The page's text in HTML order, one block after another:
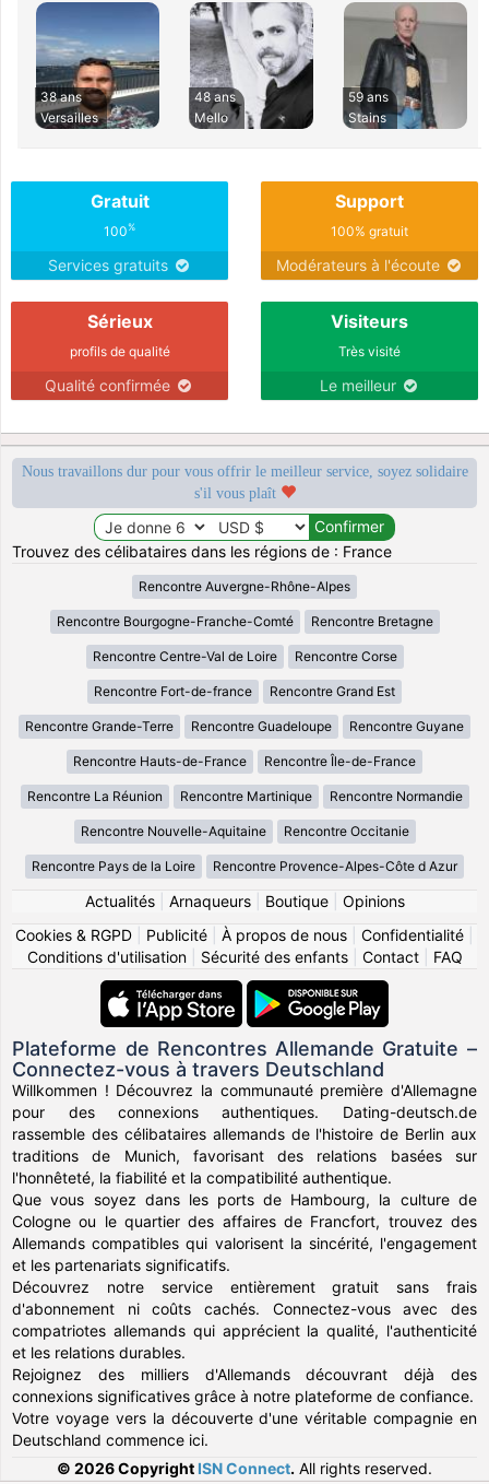
38 ans
Versailles
48 ans
Mello
59 ans
Stains
Gratuit
100%
Services gratuits
Support
100% gratuit
Modérateurs à l'écoute
Sérieux
profils de qualité
Qualité confirmée
Visiteurs
Très visité
Le meilleur
Nous travaillons dur pour vous offrir le meilleur service, soyez solidaire
s'il vous plaît
Trouvez des célibataires dans les régions de : France
Rencontre Auvergne-Rhône-Alpes
Rencontre Bourgogne-Franche-Comté Rencontre Bretagne
Rencontre Centre-Val de Loire Rencontre Corse
Rencontre Fort-de-france Rencontre Grand Est
Rencontre Grande-Terre Rencontre Guadeloupe Rencontre Guyane
Rencontre Hauts-de-France Rencontre Île-de-France
Rencontre La Réunion Rencontre Martinique Rencontre Normandie
Rencontre Nouvelle-Aquitaine Rencontre Occitanie
Rencontre Pays de la Loire Rencontre Provence-Alpes-Côte d Azur
Actualités| Arnaqueurs| Boutique| Opinions
Cookies & RGPD
Publicité À propos de nous Confidentialité
Conditions d'utilisation| Sécurité des enfants| Contact| FAQ
Plateforme de Rencontres Allemande Gratuite –
Connectez-vous à travers Deutschland
Willkommen ! Découvrez la communauté première d'Allemagne
pour des connexions authentiques. Dating-deutsch.de
rassemble des célibataires allemands de l'histoire de Berlin aux
traditions de Munich, favorisant des relations basées sur
l'honnêteté, la fiabilité et la compatibilité authentique.
Que vous soyez dans les ports de Hambourg, la culture de
Cologne ou le quartier des affaires de Francfort, trouvez des
Allemands compatibles qui valorisent la sincérité, l'engagement
et les partenariats significatifs.
Découvrez notre service entièrement gratuit sans frais
d'abonnement ni coûts cachés. Connectez-vous avec des
compatriotes allemands qui apprécient la qualité, l'authenticité
et les relations durables.
Rejoignez des milliers d'Allemands découvrant déjà des
connexions significatives grâce à notre plateforme de confiance.
Votre voyage vers la découverte d'une véritable compagnie en
Deutschland commence ici.
© 2026 Copyright ISN Connect. All rights reserved.